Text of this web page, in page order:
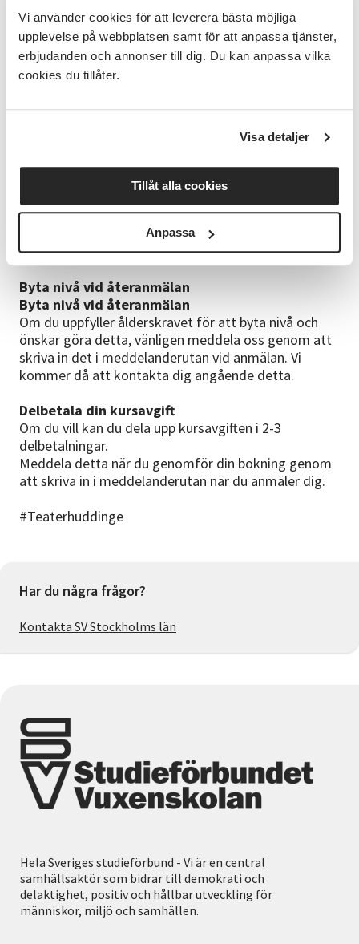
Vi använder cookies för att leverera bästa möjliga
upplevelse på webbplatsen samt för att anpassa tjänster,
erbjudanden och annonser till dig. Du kan anpassa vilka
cookies du tillåter.
Visa detaljer
Tillåt alla cookies
Anpassa
• Teaterns grunder
• Använda din kreativitet
• Teaterövningar och lekar
• Betydelsen av samarbete
• Begrepp som används inom teatern
Bra att veta
• Terminsinformation uppdateras löpande på den
• Vi skickar kallelse/faktura inför kursstarten via e-
Simon Herou Dahlström
Byta nivå vid återanmälan
Byta nivå vid återanmälan
Om du uppfyller ålderskravet för att byta nivå och
önskar göra detta, vänligen meddela oss genom att
skriva in det i meddelanderutan vid anmälan. Vi
kommer då att kontakta dig angående detta.
Delbetala din kursavgift
Om du vill kan du dela upp kursavgiften i 2-3
delbetalningar.
Meddela detta när du genomför din bokning genom
att skriva in i meddelanderutan när du anmäler dig.
#Teaterhuddinge
Har du några frågor?
Kontakta SV Stockholms län
Hela Sveriges studieförbund - Vi är en central
samhällsaktör som bidrar till demokrati och
delaktighet, positiv och hållbar utveckling för
människor, miljö och samhällen.